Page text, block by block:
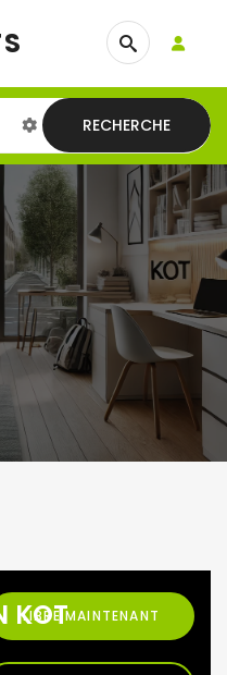
RECHERCHE
KOT
LIBRE MAINTENANT